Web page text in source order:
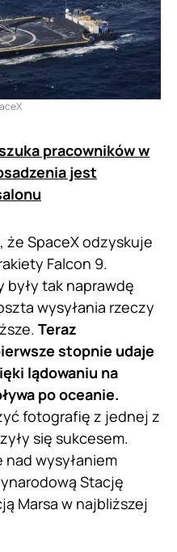
pracowników w
jest
że SpaceX odzyskuje
Falcon 9.
były tak naprawdę
wysyłania rzeczy
Teraz
stopnie udaje
lądowaniu na
po oceanie.
fotografię z jednej z
się sukcesem.
nad wysyłaniem
Stację
Marsa w najbliższej